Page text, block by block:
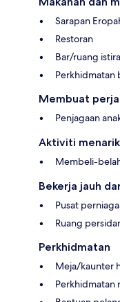
Sarapan
Restoran
Bar/ruang
Perkhidmatan
Membuat
Penjagaan
Aktiviti menarik
Membeli-
Bekerja jauh
Pusat
Ruang
Perkhidmatan
Meja/kaunter
Perkhidmatan